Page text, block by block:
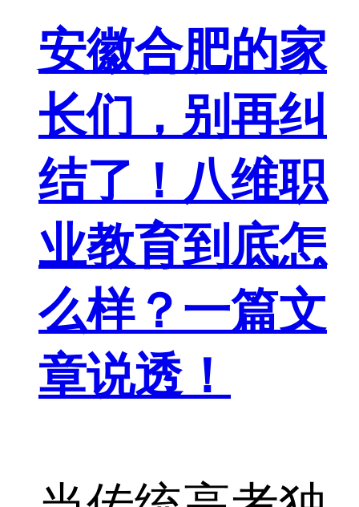
安徽合肥的家
长们，别再纠
结了！八维职
业教育到底怎
么样？一篇文
章说透！